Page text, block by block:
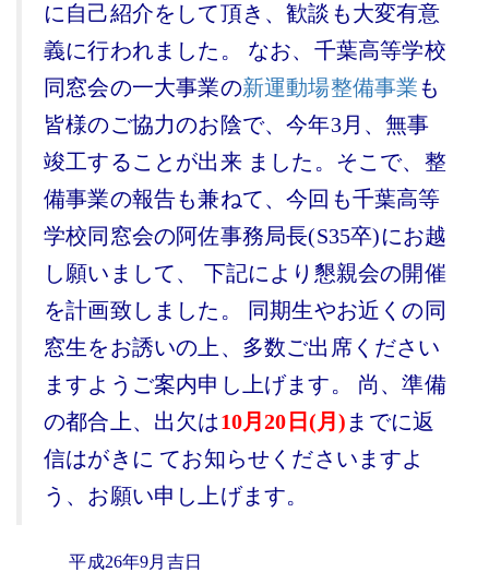
に自己紹介をして頂き、歓談も大変有意
義に行われました。 なお、千葉高等学校
同窓会の一大事業の新運動場整備事業も
皆様のご協力のお陰で、今年3月、無事
竣工することが出来 ました。そこで、整
備事業の報告も兼ねて、今回も千葉高等
学校同窓会の阿佐事務局長(S35卒)にお越
し願いまして、 下記により懇親会の開催
を計画致しました。 同期生やお近くの同
窓生をお誘いの上、多数ご出席ください
ますようご案内申し上げます。 尚、準備
の都合上、出欠は10月20日(月) までに返
信はがきに てお知らせくださいますよ
う、お願い申し上げます。
平成26年9月吉日